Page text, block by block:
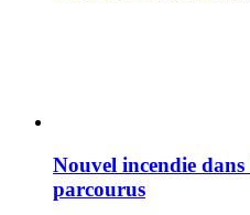
Nouvel incendie
parcourus